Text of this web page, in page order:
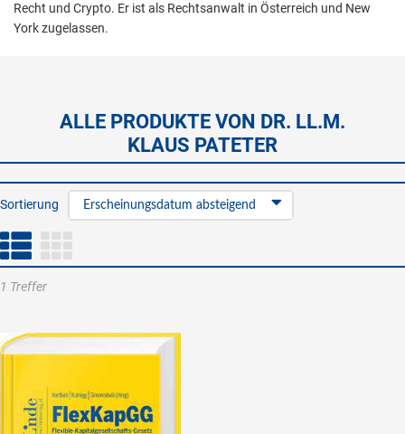
Recht und Crypto. Er ist als Rechtsanwalt in Österreich und New
York zugelassen.
ALLE PRODUKTE VON DR. LL.M.
KLAUS PATETER
Sortierung Erscheinungsdatum absteigend
1 Treffer